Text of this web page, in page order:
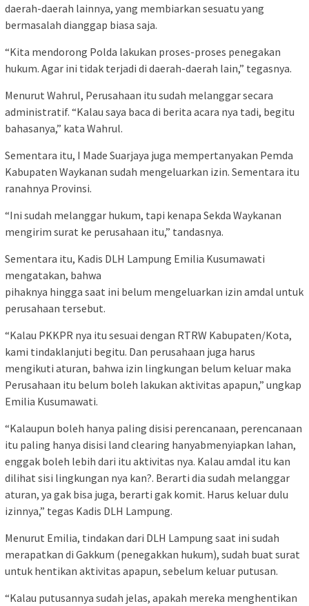
daerah-daerah lainnya, yang membiarkan sesuatu yang
bermasalah dianggap biasa saja.
“Kita mendorong Polda lakukan proses-proses penegakan
hukum. Agar ini tidak terjadi di daerah-daerah lain,” tegasnya.
Menurut Wahrul, Perusahaan itu sudah melanggar secara
administratif. “Kalau saya baca di berita acara nya tadi, begitu
bahasanya,” kata Wahrul.
Sementara itu, I Made Suarjaya juga mempertanyakan Pemda
Kabupaten Waykanan sudah mengeluarkan izin. Sementara itu
ranahnya Provinsi.
“Ini sudah melanggar hukum, tapi kenapa Sekda Waykanan
mengirim surat ke perusahaan itu,” tandasnya.
Sementara itu, Kadis DLH Lampung Emilia Kusumawati
mengatakan, bahwa
pihaknya hingga saat ini belum mengeluarkan izin amdal untuk
perusahaan tersebut.
“Kalau PKKPR nya itu sesuai dengan RTRW Kabupaten/Kota,
kami tindaklanjuti begitu. Dan perusahaan juga harus
mengikuti aturan, bahwa izin lingkungan belum keluar maka
Perusahaan itu belum boleh lakukan aktivitas apapun,” ungkap
Emilia Kusumawati.
“Kalaupun boleh hanya paling disisi perencanaan, perencanaan
itu paling hanya disisi land clearing hanyabmenyiapkan lahan,
enggak boleh lebih dari itu aktivitas nya. Kalau amdal itu kan
dilihat sisi lingkungan nya kan?. Berarti dia sudah melanggar
aturan, ya gak bisa juga, berarti gak komit. Harus keluar dulu
izinnya,” tegas Kadis DLH Lampung.
Menurut Emilia, tindakan dari DLH Lampung saat ini sudah
merapatkan di Gakkum (penegakkan hukum), sudah buat surat
untuk hentikan aktivitas apapun, sebelum keluar putusan.
“Kalau putusannya sudah jelas, apakah mereka menghentikan